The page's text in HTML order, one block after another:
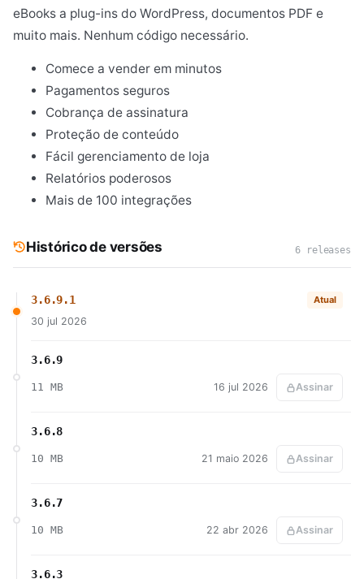
eBooks a plug-ins do WordPress, documentos PDF e
muito mais. Nenhum código necessário.
Comece a vender em minutos
Pagamentos seguros
Cobrança de assinatura
Proteção de conteúdo
Fácil gerenciamento de loja
Relatórios poderosos
Mais de 100 integrações
Histórico de versões 6 releases
3.6.9.1 Atual
30 jul 2026
3.6.9
11 MB 16 jul 2026 Assinar
3.6.8
10 MB 21 maio 2026 Assinar
3.6.7
10 MB 22 abr 2026 Assinar
3.6.3